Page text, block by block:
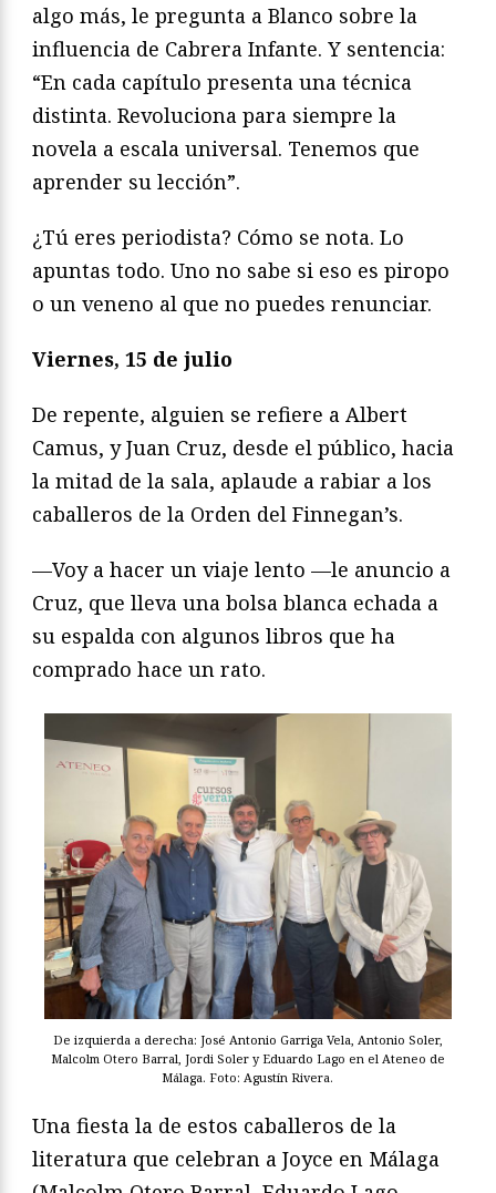
algo más, le pregunta a Blanco sobre la
influencia de Cabrera Infante. Y sentencia:
“En cada capítulo presenta una técnica
distinta. Revoluciona para siempre la
novela a escala universal. Tenemos que
aprender su lección”.
¿Tú eres periodista? Cómo se nota. Lo
apuntas todo. Uno no sabe si eso es piropo
o un veneno al que no puedes renunciar.
Viernes, 15 de julio
De repente, alguien se refiere a Albert
Camus, y Juan Cruz, desde el público, hacia
la mitad de la sala, aplaude a rabiar a los
caballeros de la Orden del Finnegan’s.
—Voy a hacer un viaje lento —le anuncio a
Cruz, que lleva una bolsa blanca echada a
su espalda con algunos libros que ha
comprado hace un rato.
De izquierda a derecha: José Antonio Garriga Vela, Antonio Soler,
Malcolm Otero Barral, Jordi Soler y Eduardo Lago en el Ateneo de
Málaga. Foto: Agustín Rivera.
Una fiesta la de estos caballeros de la
literatura que celebran a Joyce en Málaga